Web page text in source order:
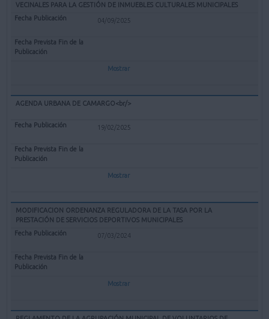
VECINALES PARA LA GESTIÓN DE INMUEBLES CULTURALES MUNICIPALES
04/09/2025
Mostrar
AGENDA URBANA DE CAMARGO<br/>
19/02/2025
Mostrar
MODIFICACION ORDENANZA REGULADORA DE LA TASA POR LA
PRESTACIÓN DE SERVICIOS DEPORTIVOS MUNICIPALES
07/03/2024
Mostrar